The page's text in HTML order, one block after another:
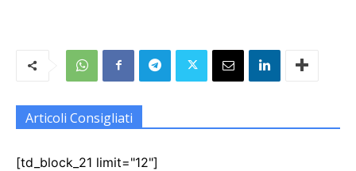
Articoli Consigliati
[td_block_21 limit="12"]